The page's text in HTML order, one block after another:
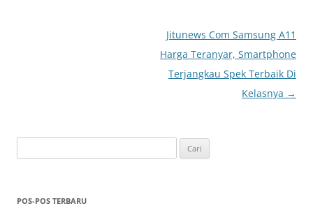
Jitunews Com Samsung A11
Harga Teranyar, Smartphone
Terjangkau Spek Terbaik Di
Kelasnya →
untuk:
POS-POS TERBARU